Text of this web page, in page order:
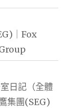
｜Fox
日記（全體
集團(SEG)